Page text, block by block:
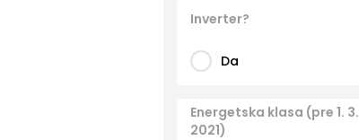
Inverter?
Da
Energetska klasa (pre 1. 3.
2021)